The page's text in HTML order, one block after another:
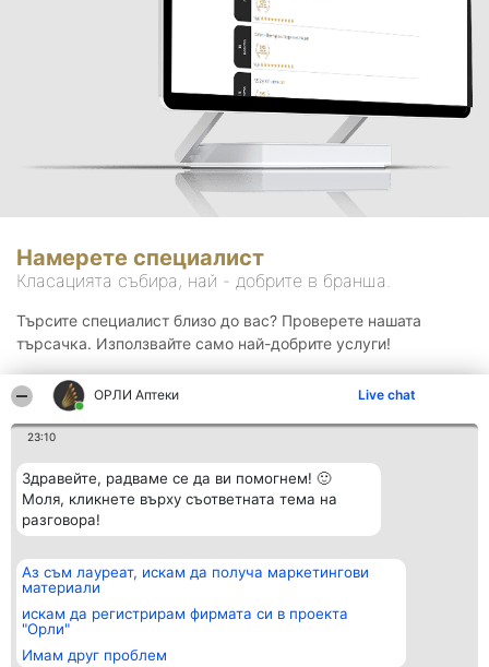
ОРЛИ Аптеки Live chat
23:10
Здравейте, радваме се да ви помогнем! 🙂
Моля, кликнете върху съответната тема на
разговора!
Аз съм лауреат, искам да получа маркетингови
материали
искам да регистрирам фирмата си в проекта
"Орли"
Имам друг проблем
Намерете специалист
Класацията събира, най - добрите в бранша.
Търсите специалист близо до вас? Проверете нашата
търсачка. Използвайте само най-добрите услуги!
Организатор на
класиране
BulevardulAleea Timișul De
Sus Nr. 2, Bl. A30, Sc. A, Et.
4, Ap. 13
Класация
всички
Контакти